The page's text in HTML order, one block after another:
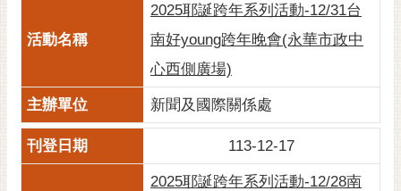
2025耶誕跨年系列活動-12/31台
南好young跨年晚會(永華市政中
心西側廣場)
新聞及國際關係處
113-12-17
2025耶誕跨年系列活動-12/28南